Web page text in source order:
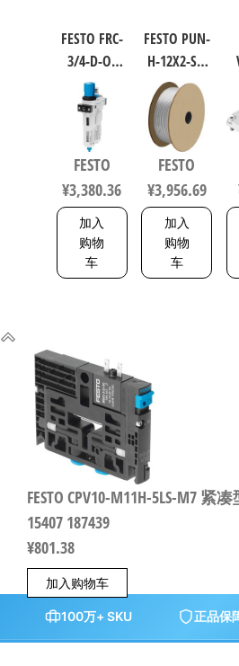
FESTO FRC-
3/4-D-O-
MAXI 过滤
减压阀润
滑器组合
符合ISO
8573-1:2010
162744
FESTO
¥3,380.36
加入
购物
车
FESTO PUN-
H-12X2-SI-
200 聚氨酯
气动软管
符合ISO
8573-1:2010
558275
FESTO
¥3,956.69
加入
购物
车
FESTO CPV10-M11H-5LS-M7 紧
15407 187439
¥801.38
加入购物车
100万+ SKU 正品保